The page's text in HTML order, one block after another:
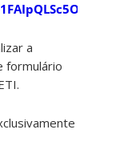
a
formulário